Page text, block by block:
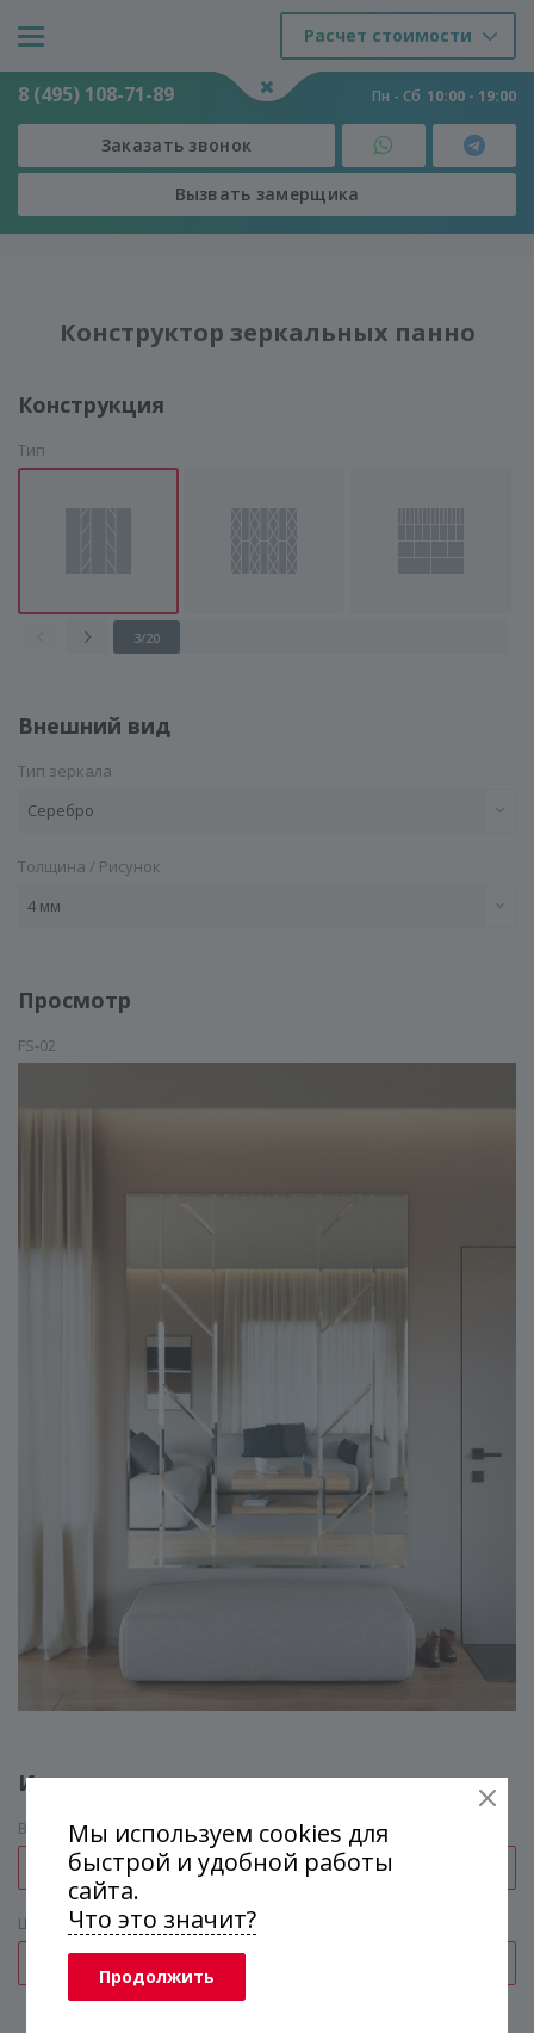
Расчет стоимости
8 (495) 108-71-89 Пн - Сб 10:00 - 19:00
Заказать звонок
Вызвать замерщика
Двери - Зеркальные панно на заказ
Конструктор зеркальных панно
Конструкция
Тип
3/20
Измерения
Высота (мм) *
Ширина (мм) *
Внешний вид
Тип зеркала
Серебро
Толщина / Рисунок
4 мм
Просмотр
FS-02
Мы используем cookies для
быстрой и удобной работы
сайта.
Что это значит?
Продолжить